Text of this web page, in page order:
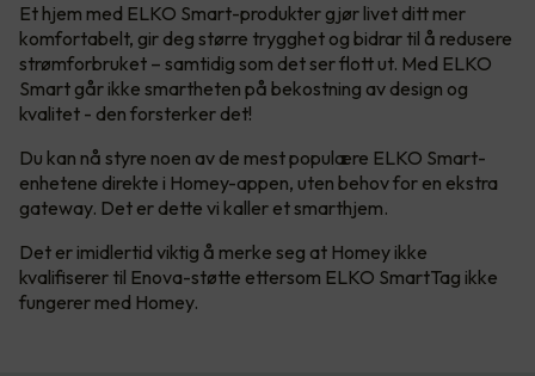
Et hjem med ELKO Smart-produkter gjør livet ditt mer
komfortabelt, gir deg større trygghet og bidrar til å redusere
strømforbruket – samtidig som det ser flott ut. Med ELKO
Smart går ikke smartheten på bekostning av design og
kvalitet - den forsterker det!
Du kan nå styre noen av de mest populære ELKO Smart-
enhetene direkte i Homey-appen, uten behov for en ekstra
gateway. Det er dette vi kaller et smarthjem.
Det er imidlertid viktig å merke seg at Homey ikke
kvalifiserer til Enova-støtte ettersom ELKO SmartTag ikke
fungerer med Homey.